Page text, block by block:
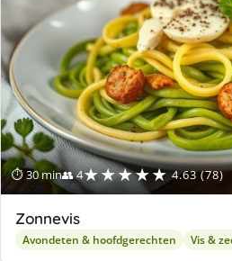
⏱ 30 min👥 4★★★★★ 4.63 (78)
Zonnevis
Avondeten & hoofdgerechten Vis &